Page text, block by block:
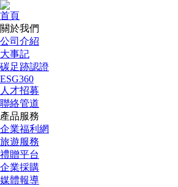
首頁
關於我們
公司介紹
大事記
碳足跡認證
ESG360
人才招募
聯絡管道
產品服務
企業福利網
旅遊服務
禮贈平台
企業採購
媒體報導